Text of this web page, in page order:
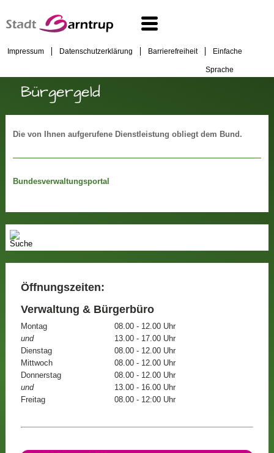
Impressum Datenschutzerklärung Barrierefreiheit Einfache
Sprache
Bürgergeld
Die von Ihnen aufgerufene Dienstleistung obliegt dem Bund.
Bundesverwaltungsportal
Öffnungszeiten:
Verwaltung & Bürgerbüro
Montag
08.00 - 12.00 Uhr
und
13.00 - 17.00 Uhr
Dienstag
08.00 - 12.00 Uhr
Mittwoch
08.00 - 12.00 Uhr
Donnerstag
08.00 - 12.00 Uhr
und
13.00 - 16.00 Uhr
Freitag
08.00 - 12:00 Uhr